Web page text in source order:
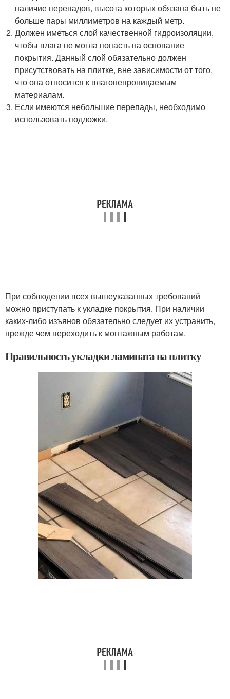
наличие перепадов, высота которых обязана быть не
больше пары миллиметров на каждый метр.
Должен иметься слой качественной гидроизоляции,
чтобы влага не могла попасть на основание
покрытия. Данный слой обязательно должен
присутствовать на плитке, вне зависимости от того,
что она относится к влагонепроницаемым
материалам.
Если имеются небольшие перепады, необходимо
использовать подложки.
При соблюдении всех вышеуказанных требований
можно приступать к укладке покрытия. При наличии
каких-либо изъянов обязательно следует их устранить,
прежде чем переходить к монтажным работам.
Правильность укладки ламината на плитку